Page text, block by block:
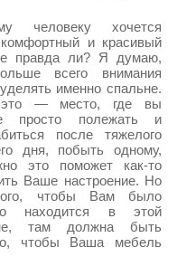
человеку хочется
и красивый
правда ли? Я думаю,
всего внимания
именно спальне.
— место, где вы
просто полежать и
после тяжелого
дня, побыть одному,
это поможет как-то
Ваше настроение. Но
чтобы Вам было
находится в этой
там должна быть
чтобы Ваша мебель